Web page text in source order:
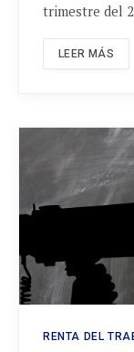
trimestre del
LEER MÁS
RENTA DEL